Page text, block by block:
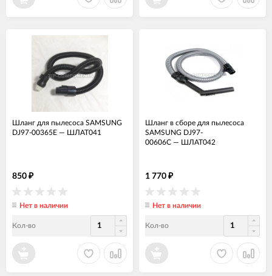
Шланг для пылесоса SAMSUNG
DJ97-00365E — ШЛАТ041
850 ₽
Нет в наличии
Кол-во
Шланг в сборе для пылесоса
SAMSUNG DJ97-
00606C — ШЛАТ042
1 770 ₽
Нет в наличии
Кол-во